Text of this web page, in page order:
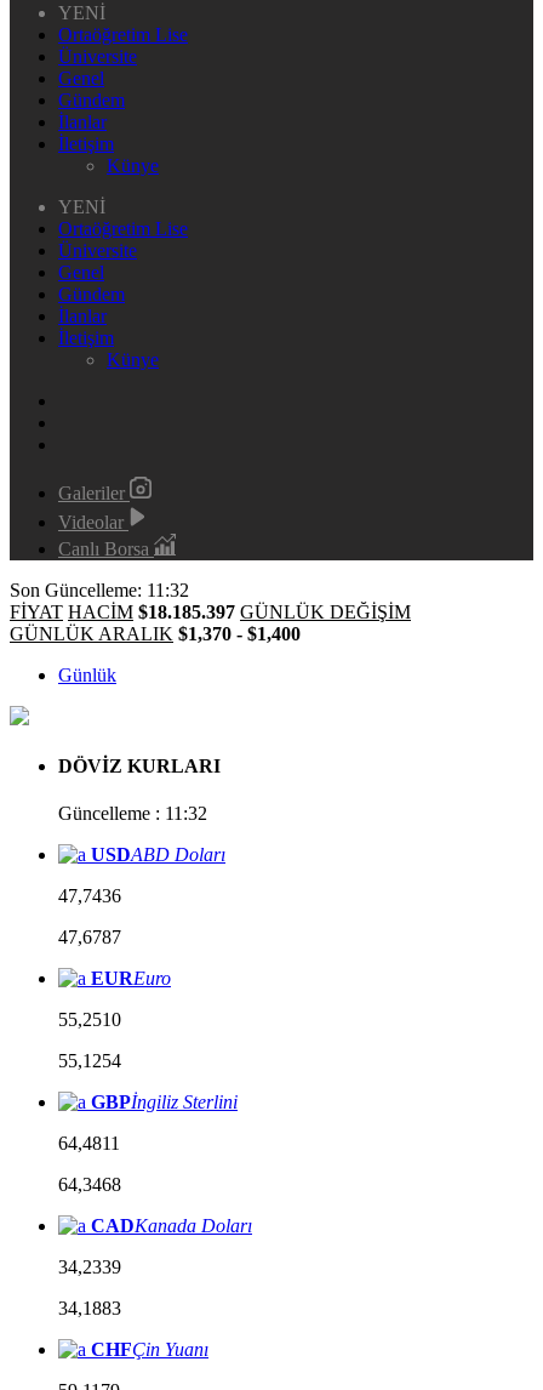
YENİ
Ortaöğretim Lise
Üniversite
Genel
Gündem
İlanlar
İletişim
Künye
YENİ
Ortaöğretim Lise
Üniversite
Genel
Gündem
İlanlar
İletişim
Künye
Galeriler
Videolar
Canlı Borsa
Son Güncelleme: 11:32
FİYAT HACİM $18.185.397 GÜNLÜK DEĞİŞİM
GÜNLÜK ARALIK $1,370 - $1,400
Günlük
DÖVİZ KURLARI
Güncelleme : 11:32
USDABD Doları
47,7436
47,6787
EUREuro
55,2510
55,1254
GBPİngiliz Sterlini
64,4811
64,3468
CADKanada Doları
34,2339
34,1883
CHFÇin Yuanı